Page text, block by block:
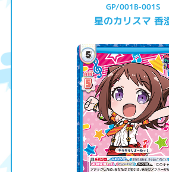
GP/001B-001S
星のカリスマ 香